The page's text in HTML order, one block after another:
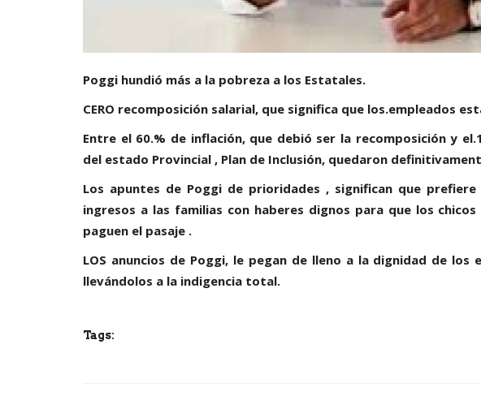
Poggi hundió más a la pobreza a los Estatales.
CERO recomposición salarial, que significa que los.empleados
Entre el 60.% de inflación, que debió ser la recomposición y
del estado Provincial , Plan de Inclusión, quedaron
Los apuntes de Poggi de prioridades , significan que
ingresos a las familias con haberes dignos para que los
paguen el pasaje .
LOS anuncios de Poggi, le pegan de lleno a la dignidad de
llevándolos a la indigencia total.
Tags: